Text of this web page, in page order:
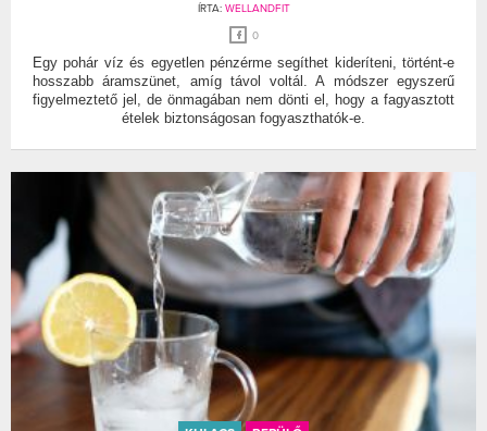
ÍRTA: WELLANDFIT
0
Egy pohár víz és egyetlen pénzérme segíthet kideríteni, történt-e
hosszabb áramszünet, amíg távol voltál. A módszer egyszerű
figyelmeztető jel, de önmagában nem dönti el, hogy a fagyasztott
ételek biztonságosan fogyaszthatók-e.